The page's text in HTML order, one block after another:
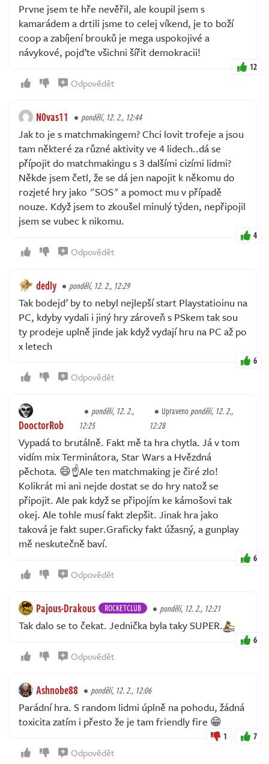
Prvne jsem te hře nevěřil, ale koupil jsem s
kamarádem a drtili jsme to celej víkend, je to boží
coop a zabíjení brouků je mega uspokojivé a
návykové, pojďte všichni šířit demokracii!
12
Odpovědět
N0vas11 pondělí, 12. 2., 12:44
Jak to je s matchmakingem? Chci lovit trofeje a jsou
tam některé za různé aktivity ve 4 lidech..dá se
přípojit do matchmakingu s 3 dalšími cizími lidmi?
Někde jsem četl, že se dá jen napojit k někomu do
rozjeté hry jako "SOS" a pomoct mu v případě
nouze. Když jsem to zkoušel minulý týden, nepřipojil
jsem se vubec k nikomu.
4
Odpovědět
dedly pondělí, 12. 2., 12:29
Tak bodejď by to nebyl nejlepší start Playstatioinu na
PC, kdyby vydali i jiný hry zároveň s PSkem tak sou
ty prodeje uplně jinde jak když vydají hru na PC až po
x letech
6
Odpovědět
DooctorRob
pondělí, 12. 2.,
12:25
Upravenopondělí, 12. 2.,
12:28
Vypadá to brutálně. Fakt mě ta hra chytla. Já v tom
vidím mix Terminátora, Star Wars a Hvězdná
pěchota. 😄☝️Ale ten matchmaking je čiré zlo!
Kolikrát mi ani nejde dostat se do hry natož se
připojit. Ale pak když se připojím ke kámošovi tak
okej. Ale tohle musí fakt zlepšit. Jinak hra jako
taková je fakt super.Graficky fakt úžasný, a gunplay
mě neskutečně baví.
6
Odpovědět
Pajous-Drakous ROCKETCLUB pondělí, 12. 2., 12:21
Tak dalo se to čekat. Jednička byla taky SUPER.
6
Odpovědět
Ashnobe88 pondělí, 12. 2., 12:06
Parádní hra. S random lidmi úplně na pohodu, žádná
toxicita zatím i přesto že je tam friendly fire 😁
1 7
Odpovědět